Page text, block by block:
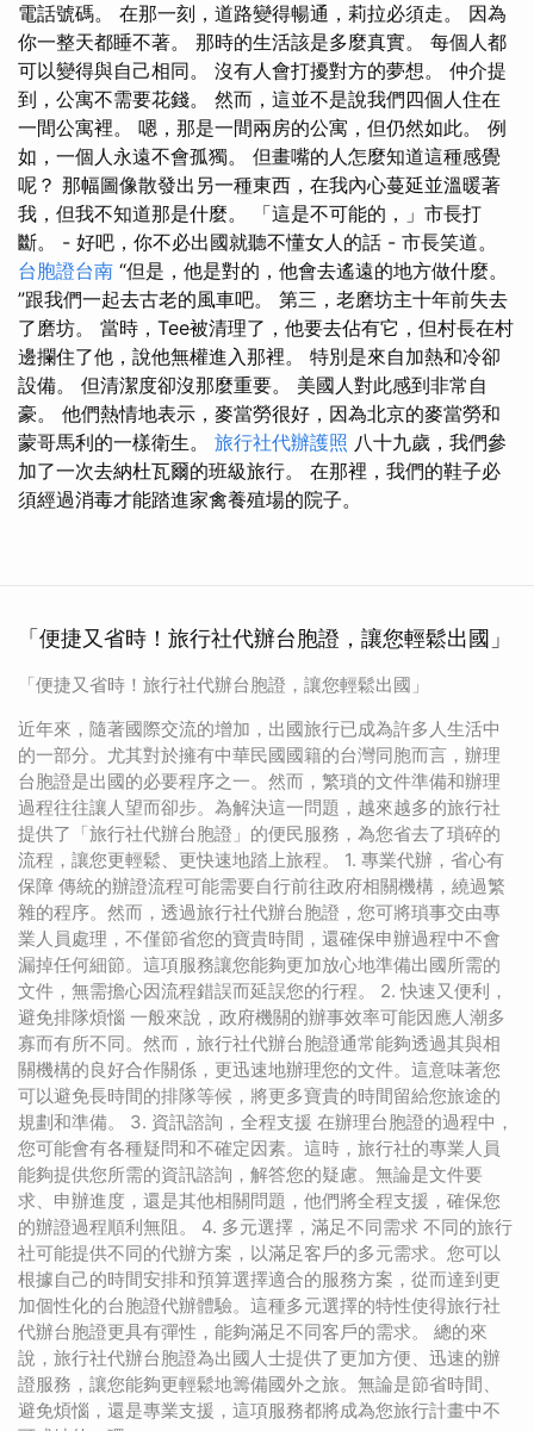
電話號碼。 在那一刻，道路變得暢通，莉拉必須走。 因為
你一整天都睡不著。 那時的生活該是多麼真實。 每個人都
可以變得與自己相同。 沒有人會打擾對方的夢想。 仲介提
到，公寓不需要花錢。 然而，這並不是說我們四個人住在
一間公寓裡。 嗯，那是一間兩房的公寓，但仍然如此。 例
如，一個人永遠不會孤獨。 但畫嘴的人怎麼知道這種感覺
呢？ 那幅圖像散發出另一種東西，在我內心蔓延並溫暖著
我，但我不知道那是什麼。 「這是不可能的，」市長打
斷。 - 好吧，你不必出國就聽不懂女人的話 - 市長笑道。
台胞證台南 “但是，他是對的，他會去遙遠的地方做什麼。
”跟我們一起去古老的風車吧。 第三，老磨坊主十年前失去
了磨坊。 當時，Tee被清理了，他要去佔有它，但村長在村
邊攔住了他，說他無權進入那裡。 特別是來自加熱和冷卻
設備。 但清潔度卻沒那麼重要。 美國人對此感到非常自
豪。 他們熱情地表示，麥當勞很好，因為北京的麥當勞和
蒙哥馬利的一樣衛生。 旅行社代辦護照 八十九歲，我們參
加了一次去納杜瓦爾的班級旅行。 在那裡，我們的鞋子必
須經過消毒才能踏進家禽養殖場的院子。
「便捷又省時！旅行社代辦台胞證，讓您輕鬆出國」
「便捷又省時！旅行社代辦台胞證，讓您輕鬆出國」
近年來，隨著國際交流的增加，出國旅行已成為許多人生活中
的一部分。尤其對於擁有中華民國國籍的台灣同胞而言，辦理
台胞證是出國的必要程序之一。然而，繁瑣的文件準備和辦理
過程往往讓人望而卻步。為解決這一問題，越來越多的旅行社
提供了「旅行社代辦台胞證」的便民服務，為您省去了瑣碎的
流程，讓您更輕鬆、更快速地踏上旅程。 1. 專業代辦，省心有
保障 傳統的辦證流程可能需要自行前往政府相關機構，繞過繁
雜的程序。然而，透過旅行社代辦台胞證，您可將瑣事交由專
業人員處理，不僅節省您的寶貴時間，還確保申辦過程中不會
漏掉任何細節。這項服務讓您能夠更加放心地準備出國所需的
文件，無需擔心因流程錯誤而延誤您的行程。 2. 快速又便利，
避免排隊煩惱 一般來說，政府機關的辦事效率可能因應人潮多
寡而有所不同。然而，旅行社代辦台胞證通常能夠透過其與相
關機構的良好合作關係，更迅速地辦理您的文件。這意味著您
可以避免長時間的排隊等候，將更多寶貴的時間留給您旅途的
規劃和準備。 3. 資訊諮詢，全程支援 在辦理台胞證的過程中，
您可能會有各種疑問和不確定因素。這時，旅行社的專業人員
能夠提供您所需的資訊諮詢，解答您的疑慮。無論是文件要
求、申辦進度，還是其他相關問題，他們將全程支援，確保您
的辦證過程順利無阻。 4. 多元選擇，滿足不同需求 不同的旅行
社可能提供不同的代辦方案，以滿足客戶的多元需求。您可以
根據自己的時間安排和預算選擇適合的服務方案，從而達到更
加個性化的台胞證代辦體驗。這種多元選擇的特性使得旅行社
代辦台胞證更具有彈性，能夠滿足不同客戶的需求。 總的來
說，旅行社代辦台胞證為出國人士提供了更加方便、迅速的辦
證服務，讓您能夠更輕鬆地籌備國外之旅。無論是節省時間、
避免煩惱，還是專業支援，這項服務都將成為您旅行計畫中不